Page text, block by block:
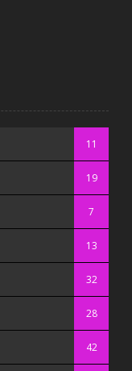
11
19
7
13
32
28
42